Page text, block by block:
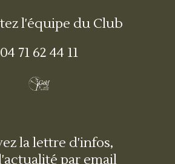
l'équipe du Club
04 71 62 44 11
la lettre d'infos,
par email